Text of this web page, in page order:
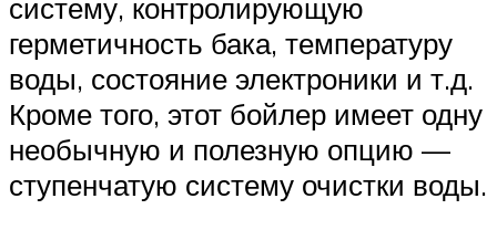
систему, контролирующую
герметичность бака, температуру
воды, состояние электроники и т.д.
Кроме того, этот бойлер имеет одну
необычную и полезную опцию —
ступенчатую систему очистки воды.